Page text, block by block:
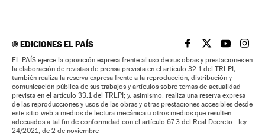
©EDICIONES EL PAÍS EL PAÍS BRASIL EN
EL PAÍSEL PAÍS
EL
EL PAÍS ejerce la oposición expresa frente al uso de sus obras y prestaciones en
la elaboración de revistas de prensa prevista en el artículo 32.1 del TRLPI;
también realiza la reserva expresa frente a la reproducción, distribución y
comunicación pública de sus trabajos y artículos sobre temas de actualidad
prevista en el artículo 33.1 del TRLPI; y, asimismo, realiza una reserva expresa
de las reproducciones y usos de las obras y otras prestaciones accesibles desde
este sitio web a medios de lectura mecánica u otros medios que resulten
adecuados a tal fin de conformidad con el artículo 67.3 del Real Decreto - ley
24/2021, de 2 de noviembre